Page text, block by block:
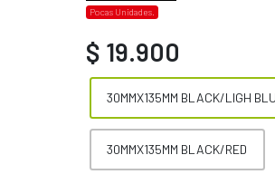
Pocas Unidades.
$ 19.900
30MMX135MM BLACK/LIGH
30MMX135MM BLACK/RED